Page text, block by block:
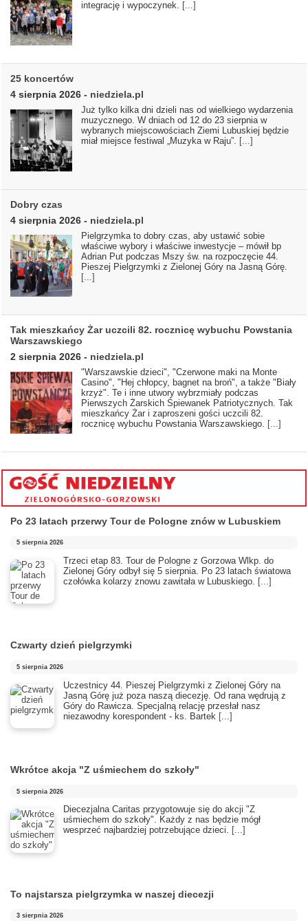
integrację i wypoczynek. [...]
25 koncertów
4 sierpnia 2026 - niedziela.pl
Już tylko kilka dni dzieli nas od wielkiego wydarzenia
muzycznego. W dniach od 12 do 23 sierpnia w
wybranych miejscowościach Ziemi Lubuskiej będzie
miał miejsce festiwal „Muzyka w Raju”. [...]
Dobry czas
4 sierpnia 2026 - niedziela.pl
Pielgrzymka to dobry czas, aby ustawić sobie
właściwe wybory i właściwe inwestycje – mówił bp
Adrian Put podczas Mszy św. na rozpoczęcie 44.
Pieszej Pielgrzymki z Zielonej Góry na Jasną Górę.
[...]
Tak mieszkańcy Żar uczcili 82. rocznicę wybuchu Powstania
Warszawskiego
2 sierpnia 2026 - niedziela.pl
"Warszawskie dzieci", "Czerwone maki na Monte
Casino", "Hej chłopcy, bagnet na broń", a także "Biały
krzyż". Te i inne utwory wybrzmiały podczas
Pierwszych Żarskich Śpiewanek Patriotycznych. Tak
mieszkańcy Żar i zaproszeni gości uczcili 82.
rocznicę wybuchu Powstania Warszawskiego. [...]
Po 23 latach przerwy Tour de Pologne znów w Lubuskiem
5 sierpnia 2026
Trzeci etap 83. Tour de Pologne z Gorzowa Wlkp. do
Zielonej Góry odbył się 5 sierpnia. Po 23 latach światowa
czołówka kolarzy znowu zawitała w Lubuskiego.
[...]
Czwarty dzień pielgrzymki
5 sierpnia 2026
Uczestnicy 44. Pieszej Pielgrzymki z Zielonej Góry na
Jasną Górę już poza naszą diecezję. Od rana wędrują z
Góry do Rawicza. Specjalną relację przesłał nasz
niezawodny korespondent - ks. Bartek [...]
Wkrótce akcja "Z uśmiechem do szkoły"
5 sierpnia 2026
Diecezjalna Caritas przygotowuje się do akcji "Z
uśmiechem do szkoły". Każdy z nas będzie mógł
wesprzeć najbardziej potrzebujące dzieci. [...]
To najstarsza pielgrzymka w naszej diecezji
3 sierpnia 2026